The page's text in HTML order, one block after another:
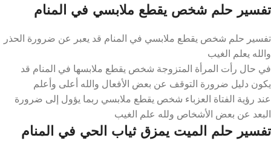
تفسير حلم شخص يقطع ملابسي في المنام
تفسير حلم شخص يقطع ملابسي في المنام قد يعبر عن ضرورة الحذر
والله يعلم الغيب
في حال رأت المرأة المتزوجة شخص يقطع ملابسها في المنام قد
يكون دليل ضرورة التوقف عن بعض الأفعال والله أعلى وأعلم
عند رؤية الفتاة العزباء شخص يقطع ملابسي ربما يؤول إلى ضرورة
البعد عن بعض الأشخاص ولله علم الغيب
تفسير حلم الميت يمزق ثياب الحي في المنام